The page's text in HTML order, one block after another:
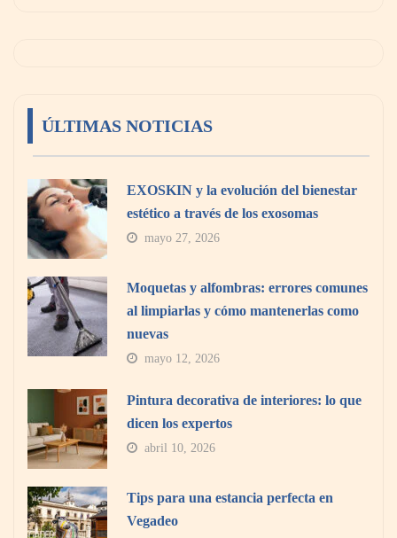
ÚLTIMAS NOTICIAS
EXOSKIN y la evolución del bienestar
estético a través de los exosomas
mayo 27, 2026
Moquetas y alfombras: errores comunes
al limpiarlas y cómo mantenerlas como
nuevas
mayo 12, 2026
Pintura decorativa de interiores: lo que
dicen los expertos
abril 10, 2026
Tips para una estancia perfecta en
Vegadeo